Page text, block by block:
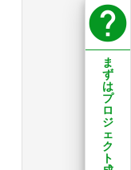
help
ま
ず
は
プ
ロ
ジ
ェ
ク
ト